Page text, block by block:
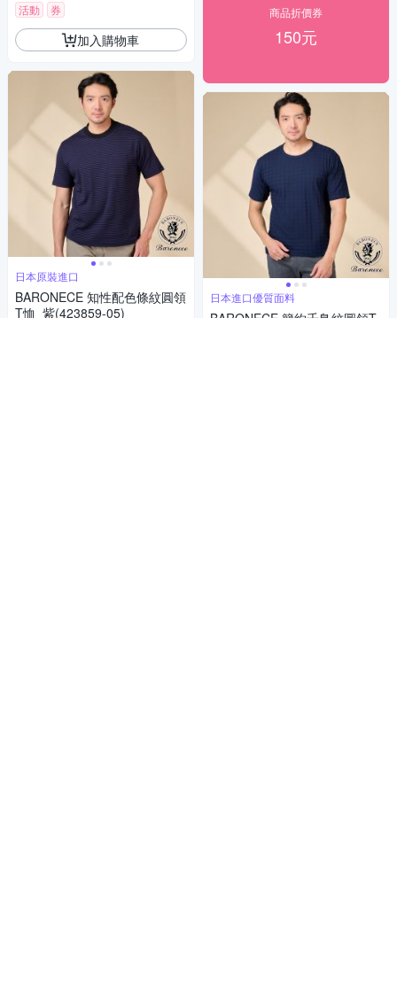
活動 券
加入購物車
日本原裝進口
BARONECE 知性配色條紋圓領
T恤_紫(423859-05)
商品折價券
150元
日本進口優質面料
BARONECE 簡約千鳥紋圓領T